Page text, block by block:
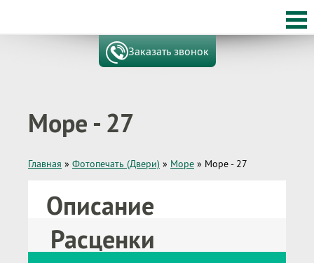
Заказать звонок
Море - 27
Главная » Фотопечать (Двери) » Море » Море - 27
Описание
Расценки